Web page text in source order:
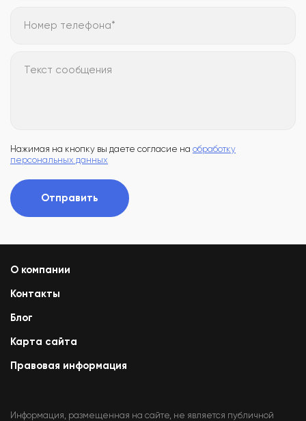
Номер телефона*
Текст сообщения
Нажимая на кнопку вы даете согласие на обработку
персональных данных
Отправить
О компании
Контакты
Блог
Карта сайта
Правовая информация
Информация, размещенная на сайте, не является публичной